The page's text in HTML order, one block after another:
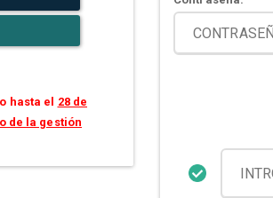
hasta el 28 de
de la gestión